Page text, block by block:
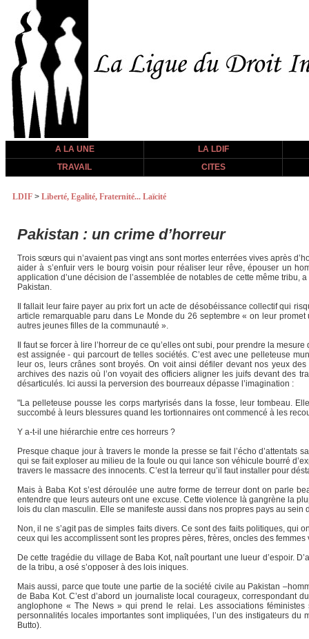
A LA UNE
LA LDIF
TRAVAIL
CITES
LDIF > Liberté, Egalité, Fraternité... Laïcité
Pakistan : un crime d’horreur
Trois sœurs qui n’avaient pas vingt ans sont mortes enterrées vives après
aider à s’enfuir vers le bourg voisin pour réaliser leur rêve, épouser un
application d’une décision de l’assemblée de notables de cette même
Pakistan.
Il fallait leur faire payer au prix fort un acte de désobéissance collectif qui
article remarquable paru dans Le Monde du 26 septembre « on leur
autres jeunes filles de la communauté ».
Il faut se forcer à lire l’horreur de ce qu’elles ont subi, pour prendre la
est assignée - qui parcourt de telles sociétés. C’est avec une pelleteuse
leur os, leurs crânes sont broyés. On voit ainsi défiler devant nos yeux
archives des nazis où l’on voyait des officiers aligner les juifs devant des
désarticulés. Ici aussi la perversion des bourreaux dépasse l’imagination :
"La pelleteuse pousse les corps martyrisés dans la fosse, leur tombeau.
succombé à leurs blessures quand les tortionnaires ont commencé à les
Y a-t-il une hiérarchie entre ces horreurs ?
Presque chaque jour à travers le monde la presse se fait l’écho
qui se fait exploser au milieu de la foule ou qui lance son véhicule bourré
travers le massacre des innocents. C’est la terreur qu’il faut installer pour
Mais à Baba Kot s’est déroulée une autre forme de terreur dont on parle
entendre que leurs auteurs ont une excuse. Cette violence là gangrène la
lois du clan masculin. Elle se manifeste aussi dans nos propres pays au sein
Non, il ne s’agit pas de simples faits divers. Ce sont des faits politiques, qui
ceux qui les accomplissent sont les propres pères, frères, oncles des
De cette tragédie du village de Baba Kot, naît pourtant une lueur d’espoir.
de la tribu, a osé s’opposer à des lois iniques.
Mais aussi, parce que toute une partie de la société civile au Pakistan
de Baba Kot. C’est d’abord un journaliste local courageux, correspondant
anglophone « The News » qui prend le relai. Les associations
personnalités locales importantes sont impliquées, l’un des instigateurs
Butto).